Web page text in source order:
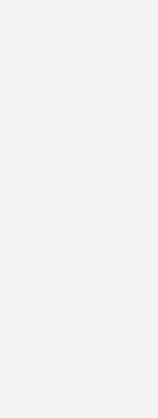
der
und